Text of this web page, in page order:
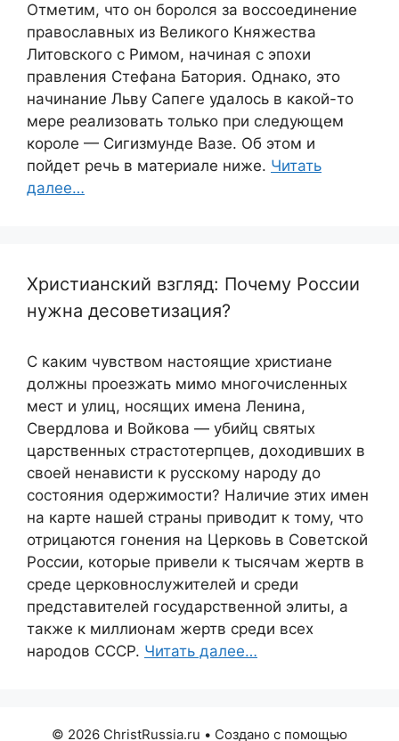
Отметим, что он боролся за воссоединение
православных из Великого Княжества
Литовского с Римом, начиная с эпохи
правления Стефана Батория. Однако, это
начинание Льву Сапеге удалось в какой-то
мере реализовать только при следующем
короле — Сигизмунде Вазе. Об этом и
пойдет речь в материале ниже. Читать
далее…
Христианский взгляд: Почему России
нужна десоветизация?
С каким чувством настоящие христиане
должны проезжать мимо многочисленных
мест и улиц, носящих имена Ленина,
Свердлова и Войкова — убийц святых
царственных страстотерпцев, доходивших в
своей ненависти к русскому народу до
состояния одержимости? Наличие этих имен
на карте нашей страны приводит к тому, что
отрицаются гонения на Церковь в Советской
России, которые привели к тысячам жертв в
среде церковнослужителей и среди
представителей государственной элиты, а
также к миллионам жертв среди всех
народов СССР. Читать далее…
© 2026 ChristRussia.ru • Создано с помощью